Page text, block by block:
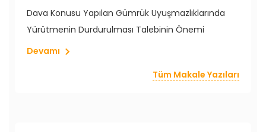
Dava Konusu Yapılan Gümrük Uyuşmazlıklarında
Yürütmenin Durdurulması Talebinin Önemi
Devamı
Tüm Makale Yazıları